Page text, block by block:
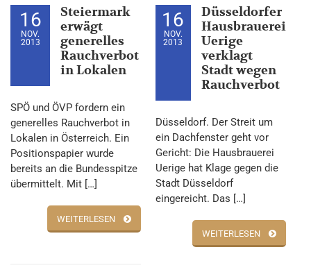
16
NOV.
2013
Steiermark
erwägt
generelles
Rauchverbot
in Lokalen
SPÖ und ÖVP fordern ein
generelles Rauchverbot in
Lokalen in Österreich. Ein
Positionspapier wurde
bereits an die Bundesspitze
übermittelt. Mit […]
WEITERLESEN
16
NOV.
2013
Düsseldorfer
Hausbrauerei
Uerige
verklagt
Stadt wegen
Rauchverbot
Düsseldorf. Der Streit um
ein Dachfenster geht vor
Gericht: Die Hausbrauerei
Uerige hat Klage gegen die
Stadt Düsseldorf
eingereicht. Das […]
WEITERLESEN